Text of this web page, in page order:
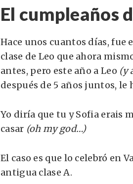
El cumpleaños
Hace unos cuantos días, fue
clase de Leo que ahora
antes, pero este año a Leo (y
después de 5 años juntos, le
Yo diría que tu y Sofia erais
casar (oh my god…)
El caso es que lo celebró en
antigua clase A.